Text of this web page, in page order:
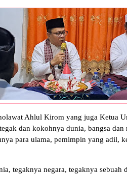
Ahlul Kirom yang juga Ketua
dan kokohnya dunia, bangsa
para ulama, pemimpin yang adil,
tegaknya negara, tegaknya sebuah